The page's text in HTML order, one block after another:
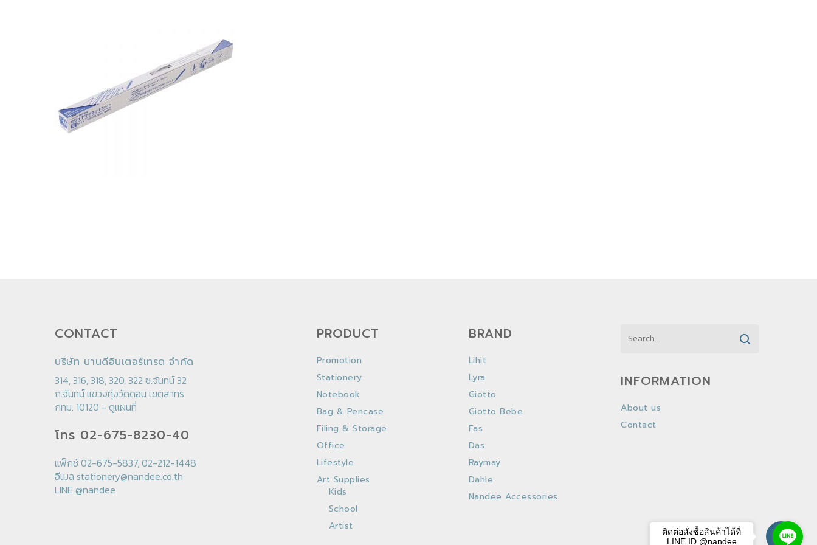
CONTACT
บริษัท นานดีอินเตอร์เทรด จำกัด
314, 316, 318, 320, 322 ซ.จันทน์ 32
ถ.จันทน์ แขวงทุ่งวัดดอน เขตสาทร
กทม. 10120 - ดูแผนที่
โทร 02-675-8230-40
แฟ็กซ์ 02-675-5837, 02-212-1448
อีเมล stationery@nandee.co.th
LINE @nandee
PRODUCT
Promotion
Stationery
Notebook
Bag & Pencase
Filing & Storage
Office
Lifestyle
Art Supplies
Kids
School
Artist
BRAND
Lihit
Lyra
Giotto
Giotto Bebe
Fas
Das
Raymay
Dahle
Nandee Accessories
INFORMATION
About us
Contact
ติดต่อสั่งซื้อสินค้าได้ที่
LINE ID @nandee